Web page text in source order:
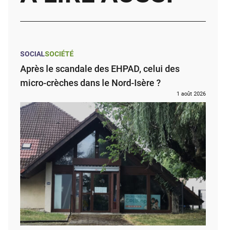
SOCIALSOCIÉTÉ
Après le scandale des EHPAD, celui des
micro-crèches dans le Nord-Isère ?
1 août 2026